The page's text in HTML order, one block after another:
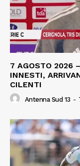
7 AGOSTO 2026
INNESTI,
CILENTI
Antenna Sud 13 -